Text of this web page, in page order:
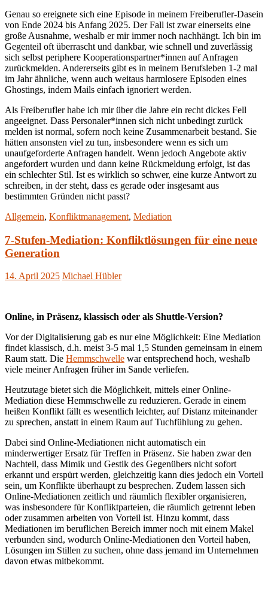
Genau so ereignete sich eine Episode in meinem Freiberufler-Dasein
von Ende 2024 bis Anfang 2025. Der Fall ist zwar einerseits eine
große Ausnahme, weshalb er mir immer noch nachhängt. Ich bin im
Gegenteil oft überrascht und dankbar, wie schnell und zuverlässig
sich selbst periphere Kooperationspartner*innen auf Anfragen
zurückmelden. Andererseits gibt es in meinem Berufsleben 1-2 mal
im Jahr ähnliche, wenn auch weitaus harmlosere Episoden eines
Ghostings, indem Mails einfach ignoriert werden.
Als Freiberufler habe ich mir über die Jahre ein recht dickes Fell
angeeignet. Dass Personaler*innen sich nicht unbedingt zurück
melden ist normal, sofern noch keine Zusammenarbeit bestand. Sie
hätten ansonsten viel zu tun, insbesondere wenn es sich um
unaufgeforderte Anfragen handelt. Wenn jedoch Angebote aktiv
angefordert wurden und dann keine Rückmeldung erfolgt, ist das
ein schlechter Stil. Ist es wirklich so schwer, eine kurze Antwort zu
schreiben, in der steht, dass es gerade oder insgesamt aus
bestimmten Gründen nicht passt?
Allgemein, Konfliktmanagement, Mediation
7-Stufen-Mediation: Konfliktlösungen für eine neue
Generation
14. April 2025 Michael Hübler
Online, in Präsenz, klassisch oder als Shuttle-Version?
Vor der Digitalisierung gab es nur eine Möglichkeit: Eine Mediation
findet klassisch, d.h. meist 3-5 mal 1,5 Stunden gemeinsam in einem
Raum statt. Die Hemmschwelle war entsprechend hoch, weshalb
viele meiner Anfragen früher im Sande verliefen.
Heutzutage bietet sich die Möglichkeit, mittels einer Online-
Mediation diese Hemmschwelle zu reduzieren. Gerade in einem
heißen Konflikt fällt es wesentlich leichter, auf Distanz miteinander
zu sprechen, anstatt in einem Raum auf Tuchfühlung zu gehen.
Dabei sind Online-Mediationen nicht automatisch ein
minderwertiger Ersatz für Treffen in Präsenz. Sie haben zwar den
Nachteil, dass Mimik und Gestik des Gegenübers nicht sofort
erkannt und erspürt werden, gleichzeitig kann dies jedoch ein Vorteil
sein, um Konflikte überhaupt zu besprechen. Zudem lassen sich
Online-Mediationen zeitlich und räumlich flexibler organisieren,
was insbesondere für Konfliktparteien, die räumlich getrennt leben
oder zusammen arbeiten von Vorteil ist. Hinzu kommt, dass
Mediationen im beruflichen Bereich immer noch mit einem Makel
verbunden sind, wodurch Online-Mediationen den Vorteil haben,
Lösungen im Stillen zu suchen, ohne dass jemand im Unternehmen
davon etwas mitbekommt.